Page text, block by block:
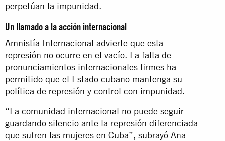
perpetúan la impunidad.
Un llamado a la acción internacional
Amnistía Internacional advierte que esta
represión no ocurre en el vacío. La falta de
pronunciamientos internacionales firmes ha
permitido que el Estado cubano mantenga su
política de represión y control con impunidad.
“La comunidad internacional no puede seguir
guardando silencio ante la represión diferenciada
que sufren las mujeres en Cuba”, subrayó Ana